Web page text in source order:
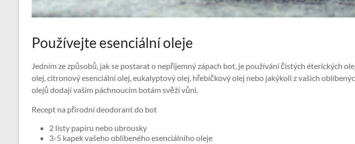
Používejte esenciální oleje
Jedním ze způsobů, jak se postarat o nepříjemný zápach bot, je používání čistých éterických
olej, citronový esenciální olej, eukalyptový olej, hřebíčkový olej nebo jakýkoli z vašich
olejů dodají vašim páchnoucím botám svěží vůni.
Recept na přírodní deodorant do bot
2 listy papíru nebo ubrousky
3-5 kapek vašeho oblíbeného esenciálního oleje